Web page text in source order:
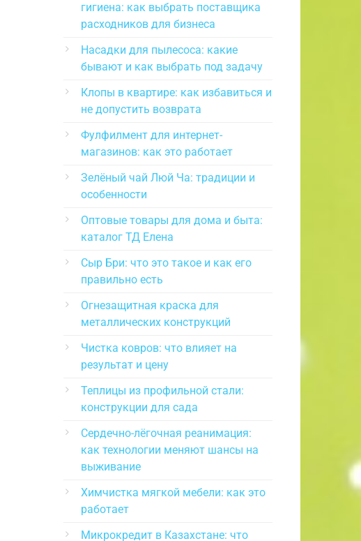
гигиена: как выбрать поставщика
расходников для бизнеса
Насадки для пылесоса: какие
бывают и как выбрать под задачу
Клопы в квартире: как избавиться и
не допустить возврата
Фулфилмент для интернет-
магазинов: как это работает
Зелёный чай Люй Ча: традиции и
особенности
Оптовые товары для дома и быта:
каталог ТД Елена
Сыр Бри: что это такое и как его
правильно есть
Огнезащитная краска для
металлических конструкций
Чистка ковров: что влияет на
результат и цену
Теплицы из профильной стали:
конструкции для сада
Сердечно-лёгочная реанимация:
как технологии меняют шансы на
выживание
Химчистка мягкой мебели: как это
работает
Микрокредит в Казахстане: что